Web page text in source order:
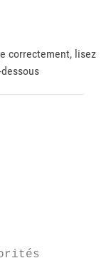
correctement, lisez